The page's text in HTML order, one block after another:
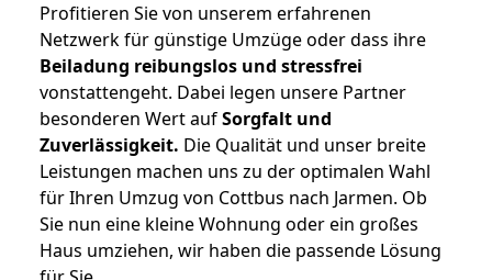
Profitieren Sie von unserem erfahrenen
Netzwerk für günstige Umzüge oder dass ihre
Beiladung reibungslos und stressfrei
vonstattengeht. Dabei legen unsere Partner
besonderen Wert aufSorgfalt und
Zuverlässigkeit. Die Qualität und unser breite
Leistungen machen uns zu der optimalen Wahl
für Ihren Umzug von Cottbus nach Jarmen. Ob
Sie nun eine kleine Wohnung oder ein großes
Haus umziehen, wir haben die passende Lösung